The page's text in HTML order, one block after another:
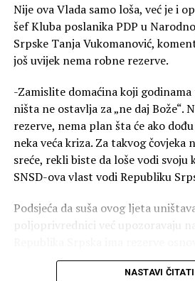
Nije ova Vlada samo loša, već je i
šef Kluba poslanika PDP u
Srpske Tanja Vukomanović,
još uvijek nema robne rezerve.
-Zamislite domaćina koji
ništa ne ostavlja za „ne daj Bože“.
rezerve, nema plan šta će ako
neka veća kriza. Za takvog čovjeka
sreće, rekli biste da loše vodi svoju
SNSD-ova vlast vodi Republiku
Podsjeća da suša ovog ljeta
poljoprivrednici već upozoravaju
namirnica.
NASTAVI ČITATI